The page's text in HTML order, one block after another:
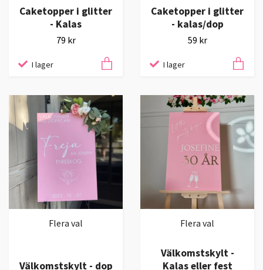
Caketopper i glitter
- Kalas
79 kr
I lager
Caketopper i glitter
- kalas/dop
59 kr
I lager
Flera val
Välkomstskylt - dop
Flera val
Välkomstskylt -
Kalas eller fest